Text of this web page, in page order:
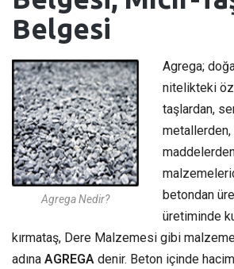
Belgesi
Agrega Nedir?
Agrega;
nitelikteki
taşlardan,
metallerden,
betondan
üretiminde
kırmataş, Dere Malzemesi gibi
adına AGREGA denir. Beton içinde